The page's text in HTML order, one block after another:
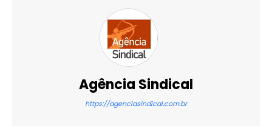
Agência Sindical
https://agenciasindical.com.br